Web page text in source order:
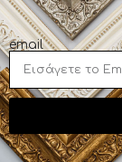
email